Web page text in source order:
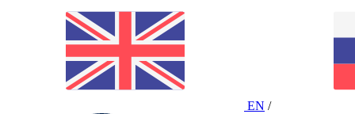
EN /